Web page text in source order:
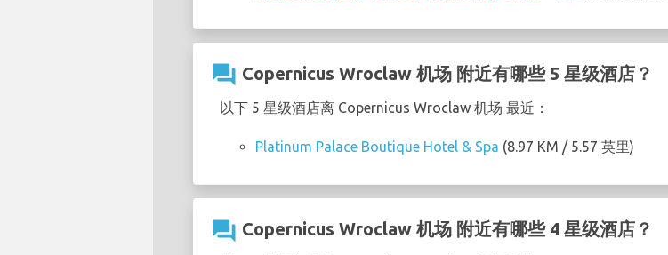
question_answer Copernicus Wroclaw 机场 附近有哪些 5 星级酒店？
以下 5 星级酒店离 Copernicus Wroclaw 机场 最近：
Platinum Palace Boutique Hotel & Spa (8.97 KM / 5.57 英里)
question_answer Copernicus Wroclaw 机场 附近有哪些 4 星级酒店？